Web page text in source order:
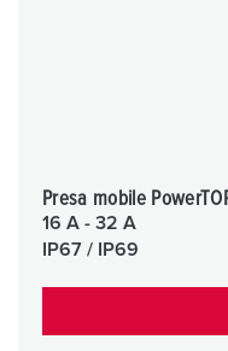
Presa mobile
16 A - 32 A
IP67 / IP69